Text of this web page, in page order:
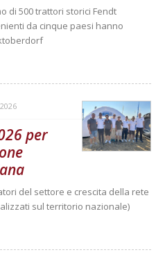
di 500 trattori storici Fendt
da cinque paesi hanno
per
del settore e crescita della rete
sul territorio nazionale)